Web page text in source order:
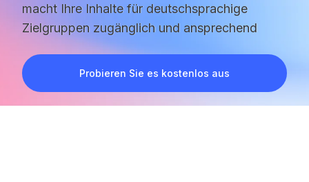
macht Ihre Inhalte für deutschsprachige
Zielgruppen zugänglich und ansprechend
Probieren Sie es kostenlos aus